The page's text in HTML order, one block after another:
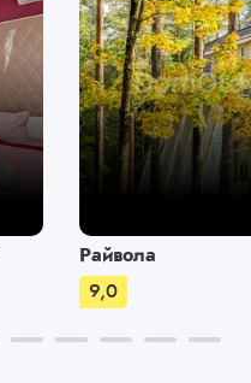
Райвола
9,0